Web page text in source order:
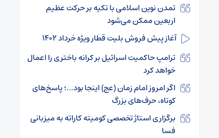
تمدن نوین اسلامی با تکیه بر حرکت عظیم
اربعین ممکن می‌شود
آغاز پیش فروش بلیت قطار ویژه خرداد ۱۴۰۲
ترامپ حاکمیت اسرائیل بر کرانه باختری را اعمال
خواهد کرد
اگر امروز امام زمان (عج) اینجا بود…؛ پاسخ‌های
کوتاه، حرف‌های بزرگ
برگزاری استاژ تخصصی کومیته کاراته به میزبانی
فسا